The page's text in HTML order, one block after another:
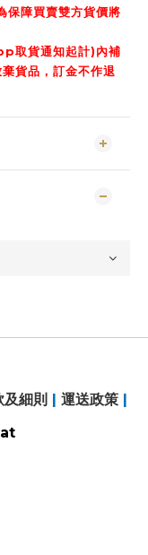
保障買賣雙方貨價將
取貨通知起計)內補
貨品，訂金不作退
及細則 | 運送政策|